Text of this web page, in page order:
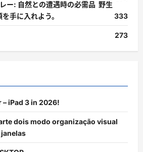
ー: 自然との遭遇時の必需品 野生
手に入れよう。
333
273
– iPad 3 in 2026!
dois modo organização visual